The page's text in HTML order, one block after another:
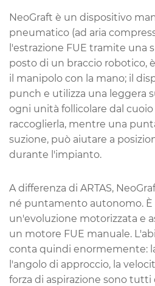
NeoGraft è un dispositivo
pneumatico (ad aria
l'estrazione FUE tramite una
posto di un braccio robotico,
il manipolo con la mano; il
punch e utilizza una leggera
ogni unità follicolare dal
raccoglierla, mentre una
suzione, può aiutare a
durante l'impianto.
A differenza di ARTAS,
né puntamento autonomo. È
un'evoluzione motorizzata e
un motore FUE manuale.
conta quindi enormemente:
l'angolo di approccio, la
forza di aspirazione sono tutti